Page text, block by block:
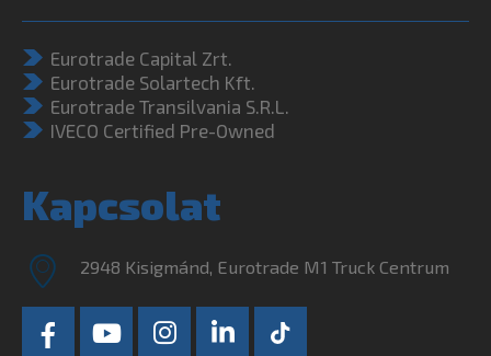
Eurotrade Capital Zrt.
Eurotrade Solartech Kft.
Eurotrade Transilvania S.R.L.
IVECO Certified Pre-Owned
Kapcsolat
2948 Kisigmánd, Eurotrade M1 Truck Centrum